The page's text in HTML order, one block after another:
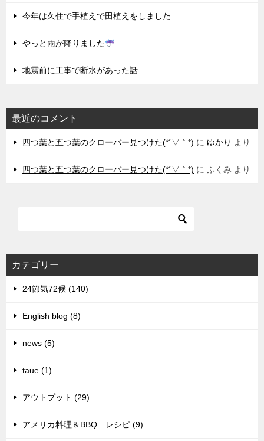
今年は久住で手植えで田植えをしました
やっと雨が降りました
地震前に工事で断水があった話
最近のコメント
四つ葉と五つ葉のクローバー見つけた(*´▽｀*) に ゆかり より
四つ葉と五つ葉のクローバー見つけた(*´▽｀*) に ふくみ より
カテゴリー
24節気72候 (140)
English blog (8)
news (5)
taue (1)
アウトプット (29)
アメリカ料理＆BBQ レシピ (9)